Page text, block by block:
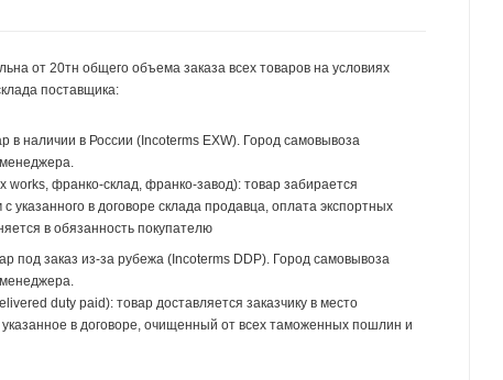
от 20тн общего объема заказа всех товаров на условиях
поставщика:
в наличии в России (Incoterms EXW). Город самовывоза
works, франко-склад, франко-завод): товар забирается
указанного в договоре склада продавца, оплата экспортных
в обязанность покупателю
под заказ из-за рубежа (Incoterms DDP). Город самовывоза
duty paid): товар доставляется заказчику в место
в договоре, очищенный от всех таможенных пошлин и